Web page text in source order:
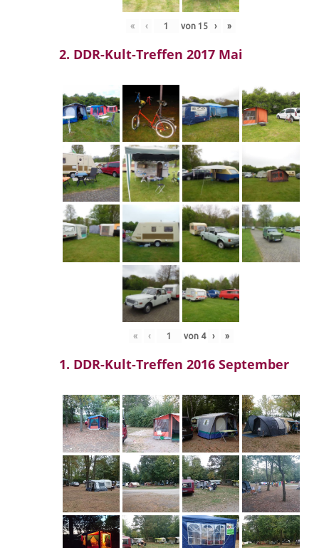
« ‹ von 15 › »
2. DDR-Kult-Treffen 2017 Mai
« ‹ von 4 › »
1. DDR-Kult-Treffen 2016 September